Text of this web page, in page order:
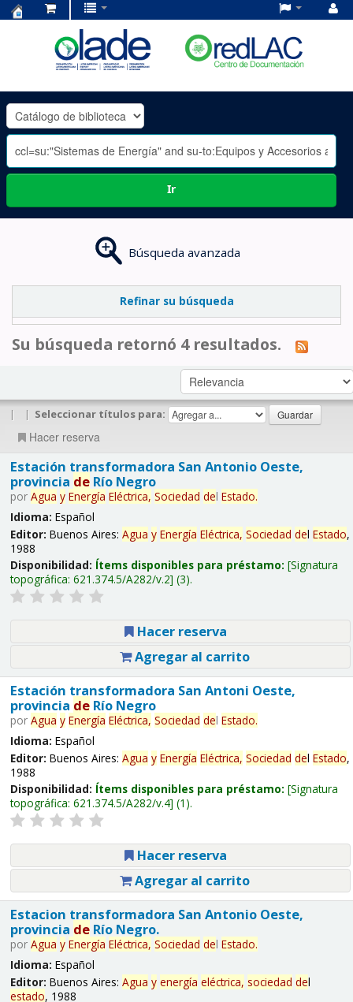
OLADE
-
Ir
Búsqueda avanzada
Refinar su búsqueda
Su búsqueda retornó 4 resultados.
| | Seleccionar títulos para:
Hacer reserva
Estación transformadora San Antonio Oeste,
provincia deRío Negro
por Agua y Energía Eléctrica, Sociedad del Estado.
Idioma: Español
Editor: Buenos Aires: Agua y Energía Eléctrica, Sociedad del Estado,
1988
Disponibilidad: Ítems disponibles para préstamo: Signatura
topográfica: 621.374.5/A282/v.2 (3).
Hacer reserva
Agregar al carrito
Estación transformadora San Antoni Oeste,
provincia deRío Negro
por Agua y Energía Eléctrica, Sociedad del Estado.
Idioma: Español
Editor: Buenos Aires: Agua y Energía Eléctrica, Sociedad del Estado,
1988
Disponibilidad: Ítems disponibles para préstamo: Signatura
topográfica: 621.374.5/A282/v.4 (1).
Hacer reserva
Agregar al carrito
Estacion transformadora San Antonio Oeste,
provincia deRío Negro.
por Agua y Energía Eléctrica, Sociedad del Estado.
Idioma: Español
Editor: Buenos Aires: Agua y energía eléctrica, sociedad del
estado, 1988